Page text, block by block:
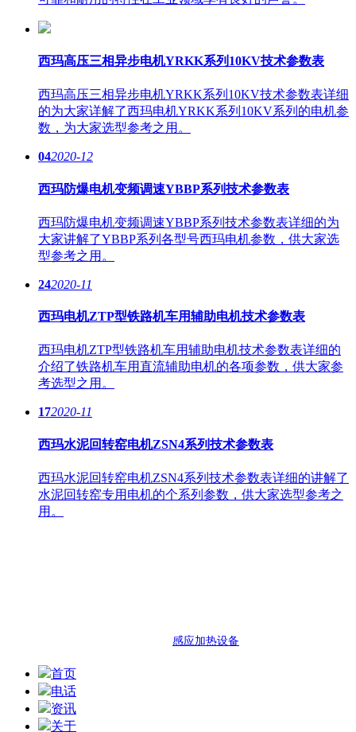
西玛高压三相异步电机YRKK系列10KV技术参数表
西玛高压三相异步电机YRKK系列10KV技术参数表详细
的为大家详解了西玛电机YRKK系列10KV系列的电机参
数，为大家选型参考之用。
042020-12
西玛防爆电机变频调速YBBP系列技术参数表
西玛防爆电机变频调速YBBP系列技术参数表详细的为
大家讲解了YBBP系列各型号西玛电机参数，供大家选
型参考之用。
242020-11
西玛电机ZTP型铁路机车用辅助电机技术参数表
西玛电机ZTP型铁路机车用辅助电机技术参数表详细的
介绍了铁路机车用直流辅助电机的各项参数，供大家参
考选型之用。
172020-11
西玛水泥回转窑电机ZSN4系列技术参数表
西玛水泥回转窑电机ZSN4系列技术参数表详细的讲解了
水泥回转窑专用电机的个系列参数，供大家选型参考之
用。
感应加热设备
首页
电话
资讯
关于